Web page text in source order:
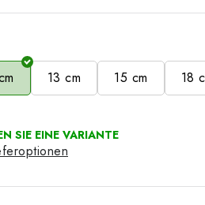
13 cm 15 cm 18